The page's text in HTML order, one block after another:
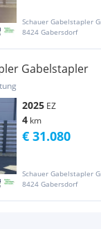
Schauer Gabelstapler
8424 Gabersdorf
Gabelstapler
2025 EZ
4 km
Schauer Gabelstapler
8424 Gabersdorf
€ 31.080